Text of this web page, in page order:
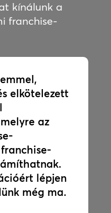
kínálunk a
franchise-
elkötelezett
az
lépjen
még ma.